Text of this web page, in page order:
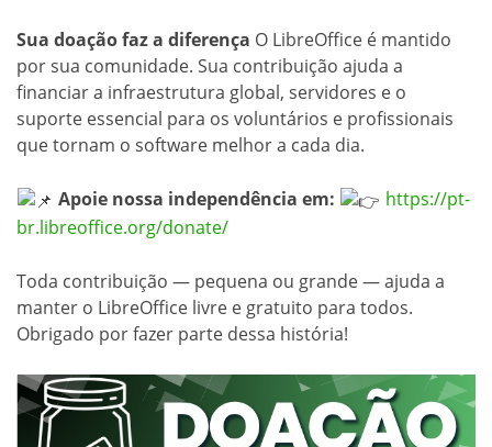
Sua doação faz a diferença O LibreOffice é mantido
por sua comunidade. Sua contribuição ajuda a
financiar a infraestrutura global, servidores e o
suporte essencial para os voluntários e profissionais
que tornam o software melhor a cada dia.
Apoie nossa independência em:
https://pt-
br.libreoffice.org/donate/
Toda contribuição — pequena ou grande — ajuda a
manter o LibreOffice livre e gratuito para todos.
Obrigado por fazer parte dessa história!